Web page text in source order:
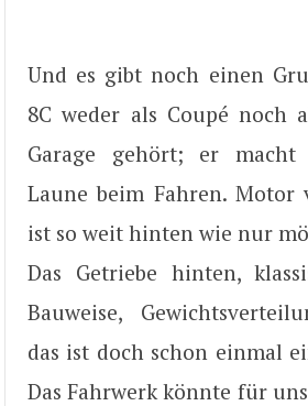
Und es gibt noch einen
8C weder als Coupé noch
Garage gehört; er
Laune beim Fahren. Motor
ist so weit hinten wie nur
Das Getriebe hinten,
Bauweise,
das ist doch schon einmal
Das Fahrwerk könnte für